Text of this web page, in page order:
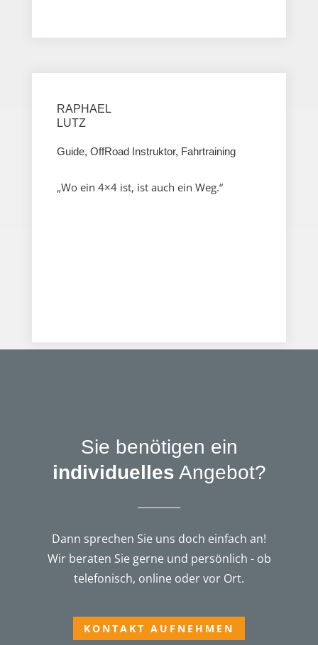
RAPHAEL
LUTZ
Guide, OffRoad Instruktor, Fahrtraining
„Wo ein 4×4 ist, ist auch ein Weg.“
Sie benötigen ein
individuelles Angebot?
Dann sprechen Sie uns doch einfach an!
Wir beraten Sie gerne und persönlich - ob
telefonisch, online oder vor Ort.
KONTAKT AUFNEHMEN